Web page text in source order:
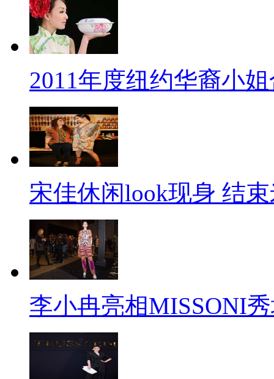
2011年度纽约华裔小
宋佳休闲look现身 结
李小冉亮相MISSONI